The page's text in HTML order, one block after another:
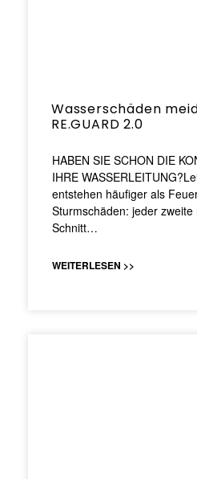
Wasserschäden
RE.GUARD 2.0
HABEN SIE SCHON DIE
IHRE
entstehen häufiger als
Sturmschäden: jeder zweite
Schnitt…
WEITERLESEN >>